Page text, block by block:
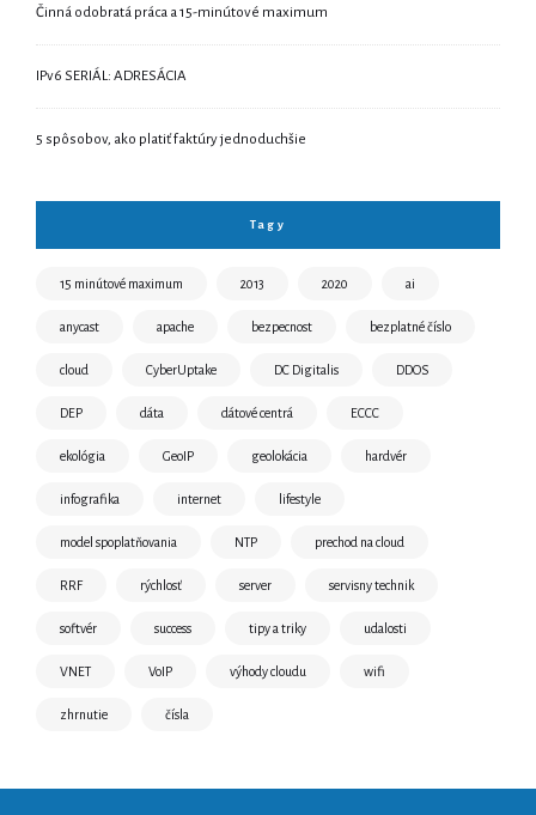
Činná odobratá práca a 15-minútové maximum
IPv6 SERIÁL: ADRESÁCIA
5 spôsobov, ako platiť faktúry jednoduchšie
Tagy
15 minútové maximum 2013 2020 ai
anycast apache bezpecnost bezplatné číslo
cloud CyberUptake DC Digitalis DDOS
DEP dáta dátové centrá ECCC
ekológia GeoIP geolokácia hardvér
infografika internet lifestyle
model spoplatňovania NTP prechod na cloud
RRF rýchlosť server servisny technik
softvér success tipy a triky udalosti
VNET VoIP výhody cloudu wifi
zhrnutie čísla